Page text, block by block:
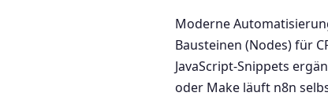
Moderne
Bausteinen (Nodes) für
JavaScript-Snippets
oder Make läuft n8n